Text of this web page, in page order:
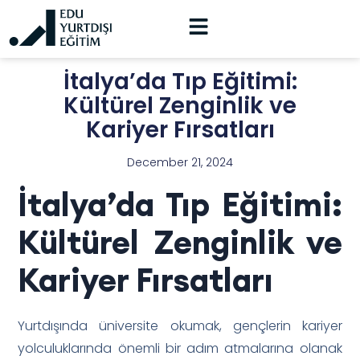
İtalya’da Tıp Eğitimi:
Kültürel Zenginlik ve
Kariyer Fırsatları
December 21, 2024
İtalya’da Tıp Eğitimi:
Kültürel Zenginlik ve
Kariyer Fırsatları
Yurtdışında üniversite okumak, gençlerin kariyer
yolculuklarında önemli bir adım atmalarına olanak